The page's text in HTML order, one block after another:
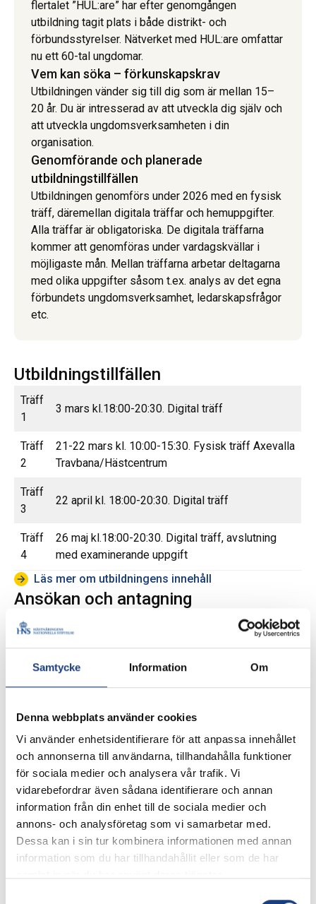
Samtycke Information Om
Denna webbplats använder cookies
Vi använder enhetsidentifierare för att anpassa innehållet
och annonserna till användarna, tillhandahålla funktioner
för sociala medier och analysera vår trafik. Vi
vidarebefordrar även sådana identifierare och annan
information från din enhet till de sociala medier och
annons- och analysföretag som vi samarbetar med.
Dessa kan i sin tur kombinera informationen med annan
information som du har tillhandahållit eller som de har
flertalet ”HUL:are” har efter genomgången
utbildning tagit plats i både distrikt- och
förbundsstyrelser. Nätverket med HUL:are omfattar
nu ett 60-tal ungdomar.
Vem kan söka – förkunskapskrav
Utbildningen vänder sig till dig som är mellan 15–
20 år. Du är intresserad av att utveckla dig själv och
att utveckla ungdomsverksamheten i din
organisation.
Genomförande och planerade
utbildningstillfällen
Utbildningen genomförs under 2026 med en fysisk
träff, däremellan digitala träffar och hemuppgifter.
Alla träffar är obligatoriska. De digitala träffarna
kommer att genomföras under vardagskvällar i
möjligaste mån. Mellan träffarna arbetar deltagarna
med olika uppgifter såsom t.ex. analys av det egna
förbundets ungdomsverksamhet, ledarskapsfrågor
etc.
Utbildningstillfällen
Träff
1
3 mars kl.18:00-20:30. Digital träff
Träff
2
21-22 mars kl. 10:00-15:30. Fysisk träff Axevalla
Travbana/Hästcentrum
Träff
3
22 april kl. 18:00-20:30. Digital träff
Träff
4
26 maj kl.18:00-20:30. Digital träff, avslutning
med examinerande uppgift
Läs mer om utbildningens innehåll
Ansökan och antagning
Ansökan sker till ungdomsansvarig inom din egen
organisation och ska vara inlämnad senast den30 januari,
därefter sker en process i organisationen för att välja ut
deltagare. Det är respektive organisation som väljer ut
deltagarna. Besked om antagning och information om
kostnadsfri.
Kontaktpersoner inom varje
organisation
Svensk Travsport
Sara Peterson,sara.peterson@travsport.se072-
502 42 05